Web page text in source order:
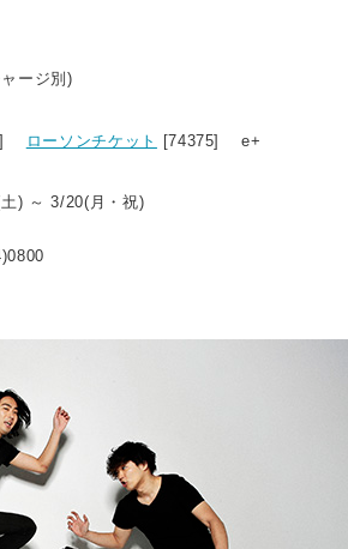
ージ別)
ローソンチケット [74375] e+
) ～ 3/20(月・祝)